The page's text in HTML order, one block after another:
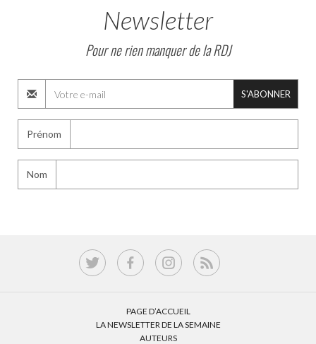
Newsletter
Pour ne rien manquer de la RDJ
S'ABONNER
Prénom
Nom
PAGE D’ACCUEIL
LA NEWSLETTER DE LA SEMAINE
AUTEURS